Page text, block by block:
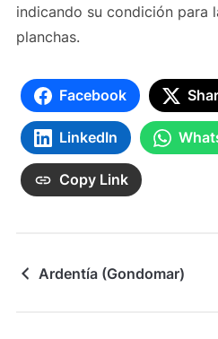
indicando su condición para
planchas.
Facebook
LinkedIn
Copy Link
Ardentía (Gondomar)